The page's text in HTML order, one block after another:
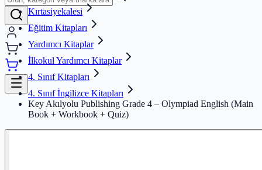
Kırtasiyekalesi
Eğitim Kitapları
Yardımcı Kitaplar
İlkokul Yardımcı Kitaplar
4. Sınıf Kitapları
4. Sınıf İngilizce Kitapları
Key Akılyolu Publishing Grade 4 – Olympiad English (Main
Book + Workbook + Quiz)